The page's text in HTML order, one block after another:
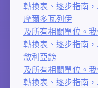
轉換表、逐步指南
摩爾多瓦列伊
及所有相關單位。
轉換表、逐步指南
敘利亞鎊
及所有相關單位。
轉換表、逐步指南